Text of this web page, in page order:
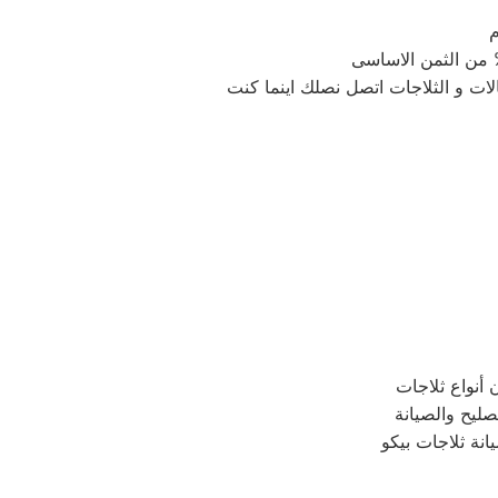
و الثلاجات اتصل نصلك اينما كنت
ثلاجات
والصيانة
ثلاجات بيكو